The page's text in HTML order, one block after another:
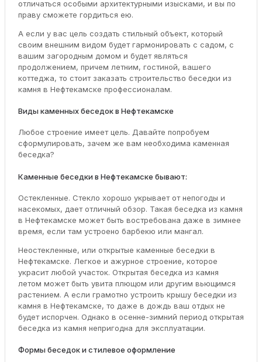
отличаться особыми архитектурными изысками, и вы по
праву сможете гордиться ею.
А если у вас цель создать стильный объект, который
своим внешним видом будет гармонировать с садом, с
вашим загородным домом и будет являться
продолжением, причем летним, гостиной, вашего
коттеджа, то стоит заказать строительство беседки из
камня в Нефтекамске профессионалам.
Виды каменных беседок в Нефтекамске
Любое строение имеет цель. Давайте попробуем
сформулировать, зачем же вам необходима каменная
беседка?
Каменные беседки в Нефтекамске бывают:
Остекленные. Стекло хорошо укрывает от непогоды и
насекомых, дает отличный обзор. Такая беседка из камня
в Нефтекамске может быть востребована даже в зимнее
время, если там устроено барбекю или мангал.
Неостекленные, или открытые каменные беседки в
Нефтекамске. Легкое и ажурное строение, которое
украсит любой участок. Открытая беседка из камня
летом может быть увита плющом или другим вьющимся
растением. А если грамотно устроить крышу беседки из
камня в Нефтекамске, то даже в дождь ваш отдых не
будет испорчен. Однако в осенне-зимний период открытая
беседка из камня непригодна для эксплуатации.
Формы беседок и стилевое оформление